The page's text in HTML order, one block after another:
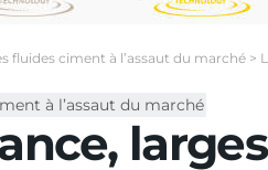
fluides ciment à l’assaut du marché >
à l’assaut du marché